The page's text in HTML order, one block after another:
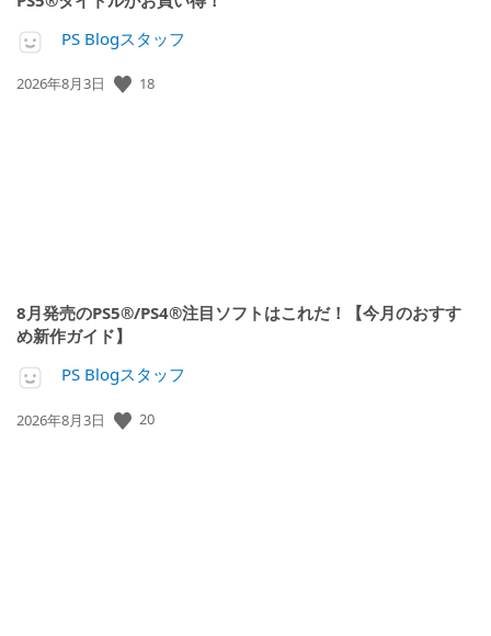
PS Blogスタッフ
公
2026年8月3日 18
8月発売のPS5®/PS4®注目ソフトはこれだ！【今月のおすす
め新作ガイド】
PS Blogスタッフ
公
2026年8月3日 20